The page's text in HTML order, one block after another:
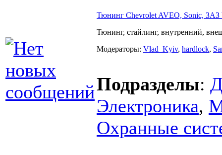
Тюнинг Chevrolet AVEO, Sonic, ЗАЗ
Тюнинг, стайлинг, внутренний,
Модераторы: Vlad_Kyiv, hardlock,
Подразделы:
Электроника,
Охранные